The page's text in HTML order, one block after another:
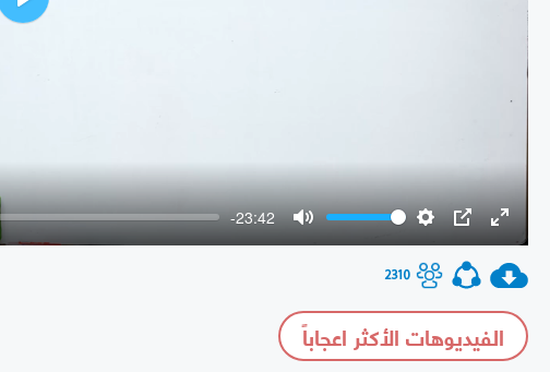
-23:42
Mute
Settings
PIP Enter
Play
2310
الفيديوهات الأكثر اعجاباً